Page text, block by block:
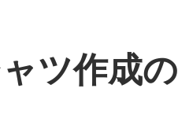
ツ作成の